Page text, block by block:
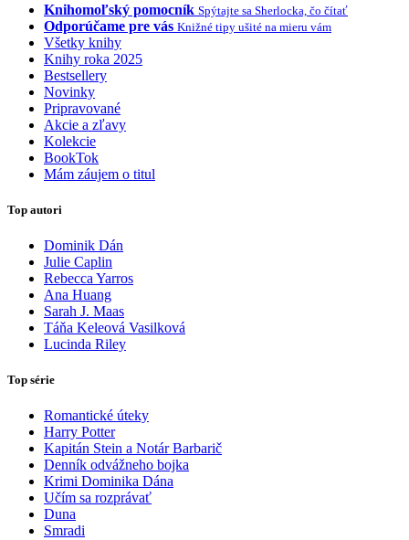
Knihomoľský pomocník Spýtajte sa Sherlocka, čo čítať
Odporúčame pre vás Knižné tipy ušité na mieru vám
Všetky knihy
Knihy roka 2025
Bestsellery
Novinky
Pripravované
Akcie a zľavy
Kolekcie
BookTok
Mám záujem o titul
Top autori
Dominik Dán
Julie Caplin
Rebecca Yarros
Ana Huang
Sarah J. Maas
Táňa Keleová Vasilková
Lucinda Riley
Top série
Romantické úteky
Harry Potter
Kapitán Stein a Notár Barbarič
Denník odvážneho bojka
Krimi Dominika Dána
Učím sa rozprávať
Duna
Smradi